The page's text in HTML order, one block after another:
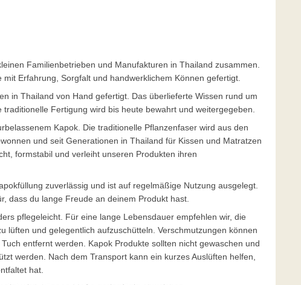
Familienbetrieben und Manufakturen in Thailand zusammen.
Erfahrung, Sorgfalt und handwerklichem Können gefertigt.
in Thailand von Hand gefertigt. Das überlieferte Wissen rund um
Fertigung wird bis heute bewahrt und weitergegeben.
Kapok. Die traditionelle Pflanzenfaser wird aus den
und seit Generationen in Thailand für Kissen und Matratzen
formstabil und verleiht unseren Produkten ihren
zuverlässig und ist auf regelmäßige Nutzung ausgelegt.
dass du lange Freude an deinem Produkt hast.
pflegeleicht. Für eine lange Lebensdauer empfehlen wir, die
lüften und gelegentlich aufzuschütteln. Verschmutzungen können
entfernt werden. Kapok Produkte sollten nicht gewaschen und
werden. Nach dem Transport kann ein kurzes Auslüften helfen,
hat.